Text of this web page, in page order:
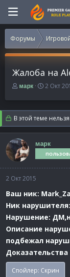
Форумы
Жалоба на
А
т
о
р
т
е
м
ы
марк
Д
т
а
н
а
а
л
2 Окт
В этой теме
марк
2 Окт 2015
Ваш ник:
Ник
Нарушение:
Описание
подбежал
Спойлер: Скрин